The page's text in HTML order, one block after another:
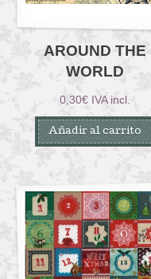
AROUND THE
WORLD
0,30€ IVA incl.
Añadir al carrito